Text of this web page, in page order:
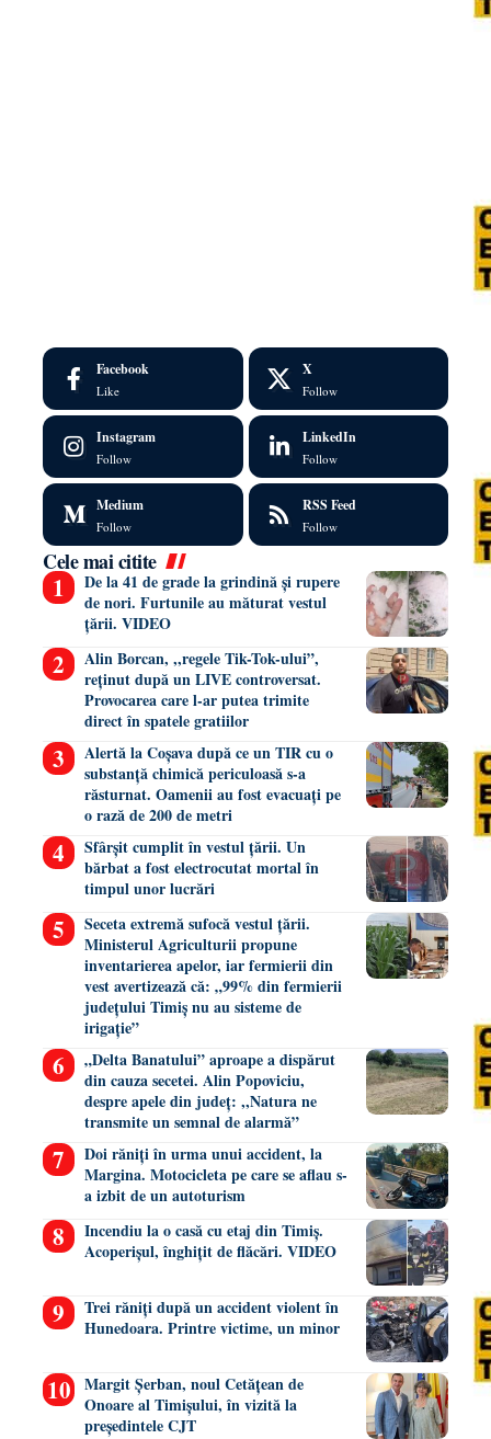
Facebook
Like
X
Follow
Instagram
Follow
LinkedIn
Follow
Medium
Follow
RSS Feed
Follow
Cele mai citite
De la 41 de grade la grindină și rupere
de nori. Furtunile au măturat vestul
țării. VIDEO
Alin Borcan, ,,regele Tik-Tok-ului”,
reținut după un LIVE controversat.
Provocarea care l-ar putea trimite
direct în spatele gratiilor
Alertă la Coșava după ce un TIR cu o
substanță chimică periculoasă s-a
răsturnat. Oamenii au fost evacuați pe
o rază de 200 de metri
Sfârșit cumplit în vestul țării. Un
bărbat a fost electrocutat mortal în
timpul unor lucrări
Seceta extremă sufocă vestul țării.
Ministerul Agriculturii propune
inventarierea apelor, iar fermierii din
vest avertizează că: „99% din fermierii
județului Timiș nu au sisteme de
irigație”
„Delta Banatului” aproape a dispărut
din cauza secetei. Alin Popoviciu,
despre apele din județ: ,,Natura ne
transmite un semnal de alarmă”
Doi răniți în urma unui accident, la
Margina. Motocicleta pe care se aflau s-
a izbit de un autoturism
Incendiu la o casă cu etaj din Timiș.
Acoperișul, înghițit de flăcări. VIDEO
Trei răniți după un accident violent în
Hunedoara. Printre victime, un minor
Margit Șerban, noul Cetățean de
Onoare al Timișului, în vizită la
președintele CJT